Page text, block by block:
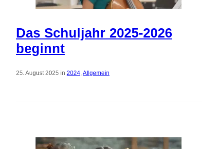
Das Schuljahr 2025-2026
beginnt
25. August 2025 in 2024,Allgemein